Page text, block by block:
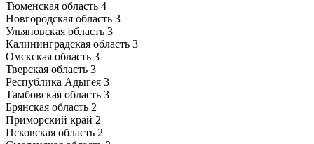
Тюменская область 4
Новгородская область 3
Ульяновская область 3
Калининградская область 3
Омскская область 3
Тверская область 3
Республика Адыгея 3
Тамбовская область 3
Брянская область 2
Приморский край 2
Псковская область 2